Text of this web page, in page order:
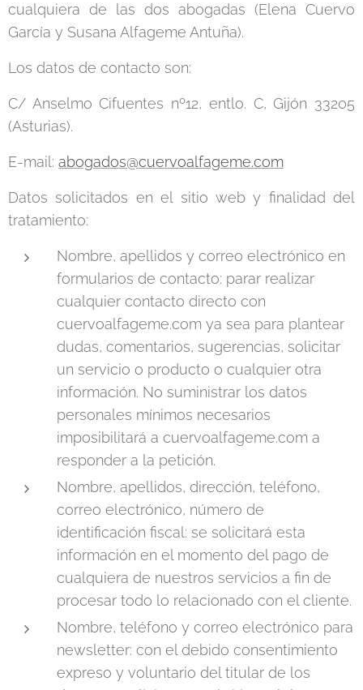
cualquiera de las dos abogadas (Elena Cuervo
García y Susana Alfageme Antuña).
Los datos de contacto son:
C/ Anselmo Cifuentes nº12, entlo. C, Gijón 33205
(Asturias).
E-mail: abogados@cuervoalfageme.com
Datos solicitados en el sitio web y finalidad del
tratamiento:
Nombre, apellidos y correo electrónico en
formularios de contacto: parar realizar
cualquier contacto directo con
cuervoalfageme.com ya sea para plantear
dudas, comentarios, sugerencias, solicitar
un servicio o producto o cualquier otra
información. No suministrar los datos
personales mínimos necesarios
imposibilitará a cuervoalfageme.com a
responder a la petición.
Nombre, apellidos, dirección, teléfono,
correo electrónico, número de
identificación fiscal: se solicitará esta
información en el momento del pago de
cualquiera de nuestros servicios a fin de
procesar todo lo relacionado con el cliente.
Nombre, teléfono y correo electrónico para
newsletter: con el debido consentimiento
expreso y voluntario del titular de los